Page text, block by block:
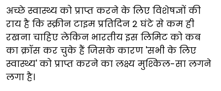
अच्छे स्वास्थ्य को प्राप्त करने के लिए विशेषज्ञों की
राय है कि स्क्रीन टाइम प्रतिदिन 2 घंटे से कम ही
रखना चाहिए लेकिन भारतीय इस लिमिट को कब
का क्रॉस कर चुके हैं जिसके कारण 'सभी के लिए
स्वास्थ्य' को प्राप्त करने का लक्ष्य मुश्किल-सा लगने
लगा है।